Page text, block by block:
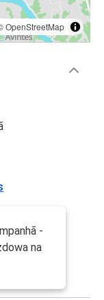
OpenStreetMap
-
na